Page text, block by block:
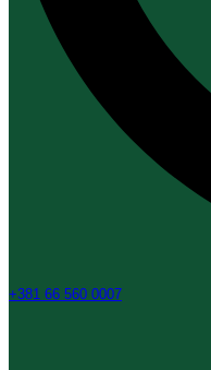
+381 66 560 0007